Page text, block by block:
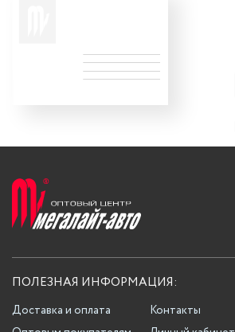
ПОЛЕЗНАЯ ИНФОРМАЦИЯ:
Доставка и оплата
Контакты